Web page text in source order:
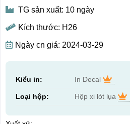
TG sản xuất: 10 ngày
Kích thước: H26
Ngày cn giá: 2024-03-29
Kiểu in: In Decal
Loại hộp: Hộp xi lót lụa